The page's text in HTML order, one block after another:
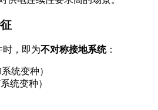
时，即为不对称接地系统：
统变种）
统变种）